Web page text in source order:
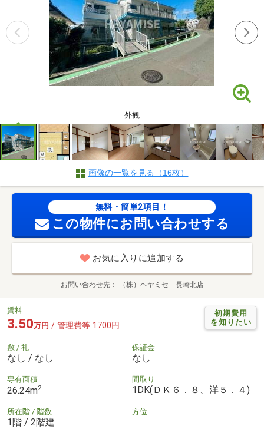
外観
画像の一覧を見る（16枚）
無料・簡単2項目！
この物件にお問い合わせする
お気に入りに追加する
お問い合わせ先 （株）ヘヤミセ 長崎北店
初期費用
を知りたい
賃料
3.50万円 / 管理費等 1700円
敷 / 礼
なし / なし
保証金
なし
専有面積
26.24m2
間取り
1DK(ＤＫ６．８、洋５．４)
所在階 / 階数
1階 / 2階建
方位